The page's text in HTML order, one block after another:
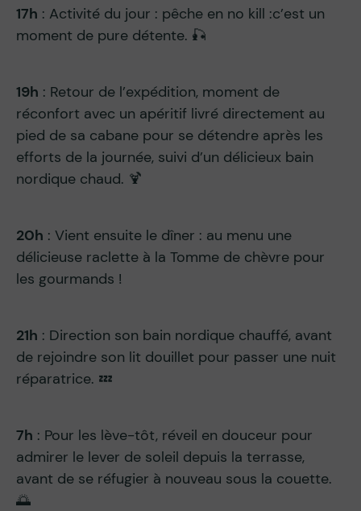
17h : Activité du jour : pêche en no kill :c’est un
moment de pure détente. 🎣
19h : Retour de l’expédition, moment de
réconfort avec un apéritif livré directement au
pied de sa cabane pour se détendre après les
efforts de la journée, suivi d’un délicieux bain
nordique chaud. 🍹
20h : Vient ensuite le dîner : au menu une
délicieuse raclette à la Tomme de chèvre pour
les gourmands !
21h : Direction son bain nordique chauffé, avant
de rejoindre son lit douillet pour passer une nuit
réparatrice. 💤
7h : Pour les lève-tôt, réveil en douceur pour
admirer le lever de soleil depuis la terrasse,
avant de se réfugier à nouveau sous la couette.
🌅